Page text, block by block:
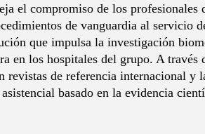
el compromiso de los
de vanguardia al servicio
que impulsa la investigación
en los hospitales del grupo. A
de referencia internacional y
basado en la evidencia